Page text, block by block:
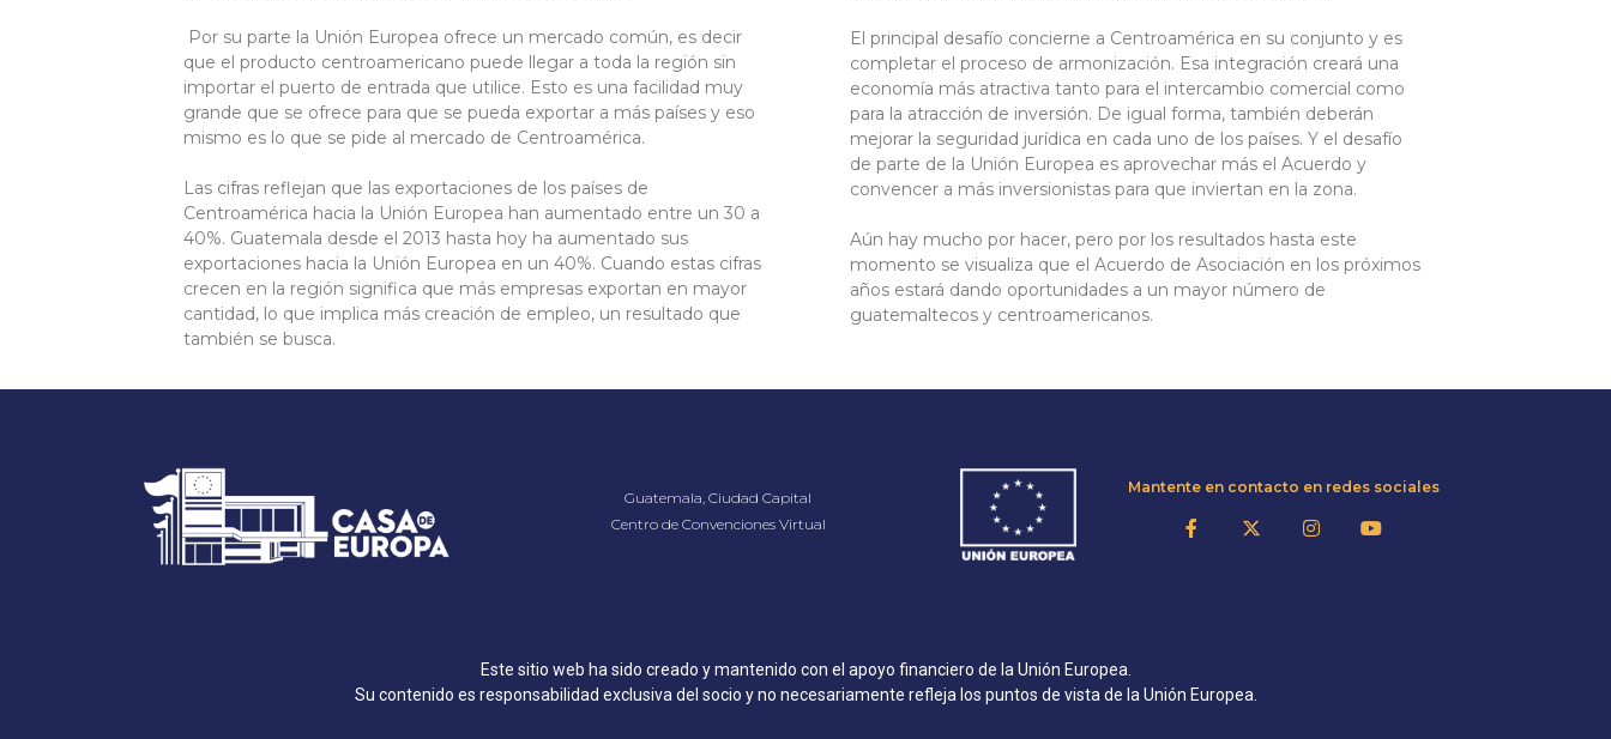
Por su parte la Unión Europea ofrece un mercado común, es decir
que el producto centroamericano puede llegar a toda la región sin
importar el puerto de entrada que utilice. Esto es una facilidad muy
grande que se ofrece para que se pueda exportar a más países y eso
mismo es lo que se pide al mercado de Centroamérica.
Las cifras reflejan que las exportaciones de los países de
Centroamérica hacia la Unión Europea han aumentado entre un 30 a
40%. Guatemala desde el 2013 hasta hoy ha aumentado sus
exportaciones hacia la Unión Europea en un 40%. Cuando estas cifras
crecen en la región significa que más empresas exportan en mayor
cantidad, lo que implica más creación de empleo, un resultado que
también se busca.
El principal desafío concierne a Centroamérica en su conjunto y es
completar el proceso de armonización. Esa integración creará una
economía más atractiva tanto para el intercambio comercial como
para la atracción de inversión. De igual forma, también deberán
mejorar la seguridad jurídica en cada uno de los países. Y el desafío
de parte de la Unión Europea es aprovechar más el Acuerdo y
convencer a más inversionistas para que inviertan en la zona.
Aún hay mucho por hacer, pero por los resultados hasta este
momento se visualiza que el Acuerdo de Asociación en los próximos
años estará dando oportunidades a un mayor número de
guatemaltecos y centroamericanos.
Guatemala, Ciudad Capital
Centro de Convenciones Virtual
Mantente en contacto en redes sociales
Este sitio web ha sido creado y mantenido con el apoyo financiero de la Unión Europea.
Su contenido es responsabilidad exclusiva del socio y no necesariamente refleja los puntos de vista de la Unión Europea.